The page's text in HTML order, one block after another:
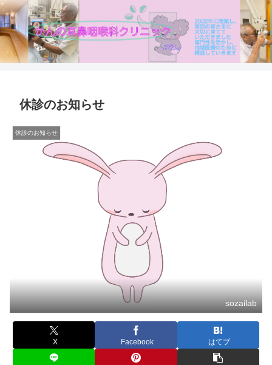
休診のお知らせ
休診のお知らせ
sozailab
X Facebook はてブ